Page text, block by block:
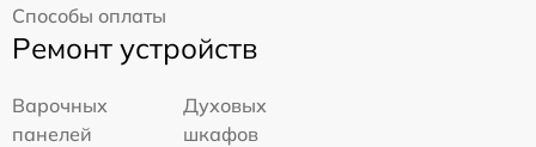
Способы оплаты
Ремонт устройств
Варочных
панелей
Духовых
шкафов